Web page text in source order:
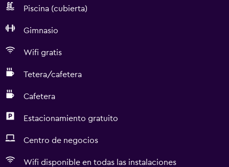
Piscina (cubierta)
Gimnasio
Wifi gratis
Tetera/cafetera
Cafetera
Estacionamiento gratuito
Centro de negocios
Wifi disponible en todas las instalaciones